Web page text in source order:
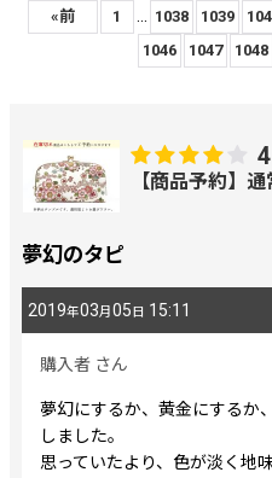
レビュー検索
画像:
並び順:
«前 1 1038 1039
1046
1047 1048
4
【商品予約】
夢幻のタピ
2019年03月05日 15:11
購入者 さん
夢幻にするか、黄金にするか
しました。
思っていたより、色が淡く地